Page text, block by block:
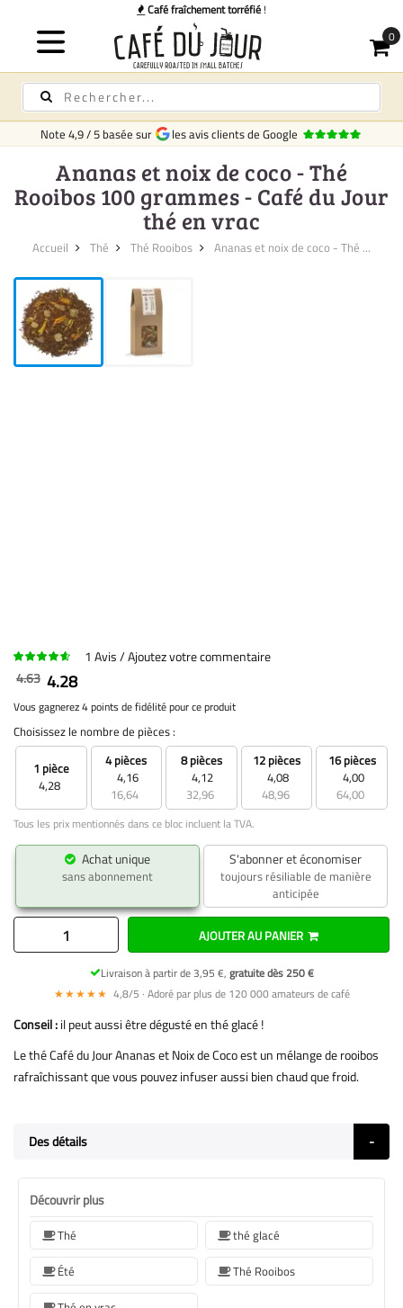
Café fraîchement torréfié!
Note 4,9/5 basée sur les avis clients de Google
Ananas et noix de coco - Thé
Rooibos 100 grammes - Café du Jour
thé en vrac
Accueil Thé Thé Rooibos Ananas et noix de coco - Thé ...
1 Avis
Ajoutez votre commentaire
4.63 4.28
Vous gagnerez 4 points de fidélité pour ce produit
Choisissez le nombre de pièces :
1 pièce
4,28
4 pièces
4,16
16,64
8 pièces
4,12
32,96
12 pièces
4,08
48,96
16 pièces
4,00
64,00
Tous les prix mentionnés dans ce bloc incluent la TVA.
Achat unique
sans abonnement
S'abonner et économiser
toujours résiliable de manière
anticipée
AJOUTER AU PANIER
Livraison à partir de 3,95 €, gratuite dès 250 €
★★★★★ 4,8/5 · Adoré par plus de 120 000 amateurs de café
Conseil :il peut aussi être dégusté en thé glacé !
Le thé Café du Jour Ananas et Noix de Coco est un mélange de rooibos
rafraîchissant que vous pouvez infuser aussi bien chaud que froid.
Des détails
Découvrir plus
Thé
thé glacé
Été
Thé Rooibos